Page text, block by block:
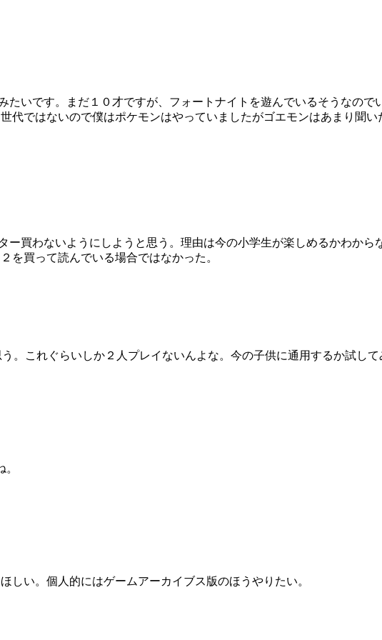
いです。まだ１０才ですが、フォートナイトを遊んでいるそうなので
ではないので僕はポケモンはやっていましたがゴエモンはあまり聞い
買わないようにしようと思う。理由は今の小学生が楽しめるかわか
を買って読んでいる場合ではなかった。
。これぐらいしか２人プレイないんよな。今の子供に通用するか試し
い。個人的にはゲームアーカイブス版のほうやりたい。